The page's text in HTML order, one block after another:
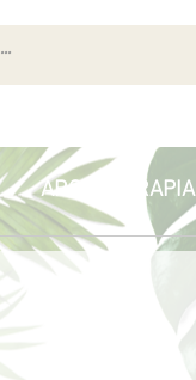
AROMATERAPIA